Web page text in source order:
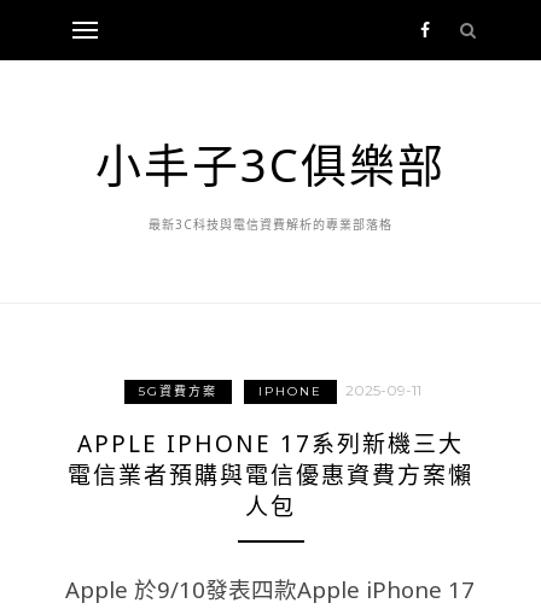
小丰子3C俱樂部
最新3C科技與電信資費解析的專業部落格
5G資費方案 IPHONE 2025-09-11
APPLE IPHONE 17系列新機三大
電信業者預購與電信優惠資費方案懶
人包
Apple 於9/10發表四款Apple iPhone 17